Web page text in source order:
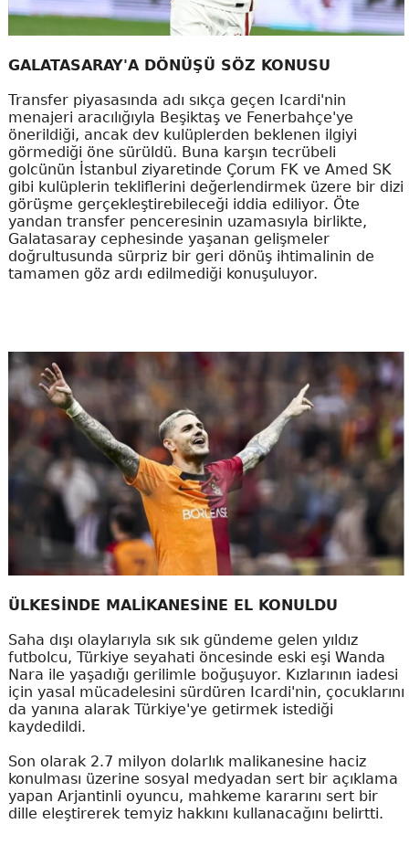
GALATASARAY'A DÖNÜŞÜ SÖZ KONUSU
Transfer piyasasında adı sıkça geçen Icardi'nin
menajeri aracılığıyla Beşiktaş ve Fenerbahçe'ye
önerildiği, ancak dev kulüplerden beklenen ilgiyi
görmediği öne sürüldü. Buna karşın tecrübeli
golcünün İstanbul ziyaretinde Çorum FK ve Amed SK
gibi kulüplerin tekliflerini değerlendirmek üzere bir dizi
görüşme gerçekleştirebileceği iddia ediliyor. Öte
yandan transfer penceresinin uzamasıyla birlikte,
Galatasaray cephesinde yaşanan gelişmeler
doğrultusunda sürpriz bir geri dönüş ihtimalinin de
tamamen göz ardı edilmediği konuşuluyor.
ÜLKESİNDE MALİKANESİNE EL KONULDU
Saha dışı olaylarıyla sık sık gündeme gelen yıldız
futbolcu, Türkiye seyahati öncesinde eski eşi Wanda
Nara ile yaşadığı gerilimle boğuşuyor. Kızlarının iadesi
için yasal mücadelesini sürdüren Icardi'nin, çocuklarını
da yanına alarak Türkiye'ye getirmek istediği
kaydedildi.
Son olarak 2.7 milyon dolarlık malikanesine haciz
konulması üzerine sosyal medyadan sert bir açıklama
yapan Arjantinli oyuncu, mahkeme kararını sert bir
dille eleştirerek temyiz hakkını kullanacağını belirtti.